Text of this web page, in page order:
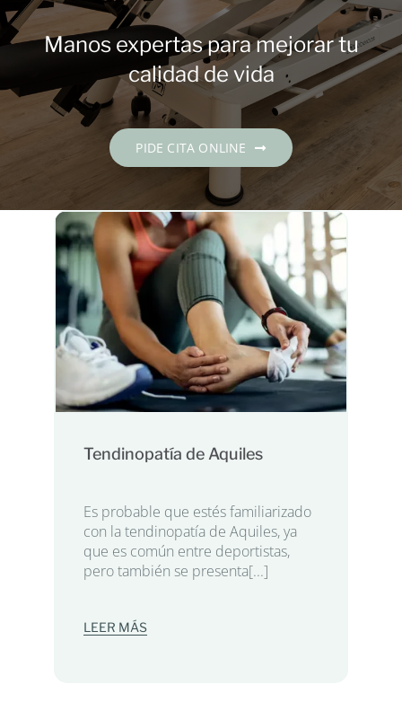
Contacto
Español
Manos expertas para mejorar tu
calidad de vida
PIDE CITA ONLINE
Tendinopatía de Aquiles
Es probable que estés familiarizado
con la tendinopatía de Aquiles, ya
que es común entre deportistas,
pero también se presenta[...]
LEER MÁS